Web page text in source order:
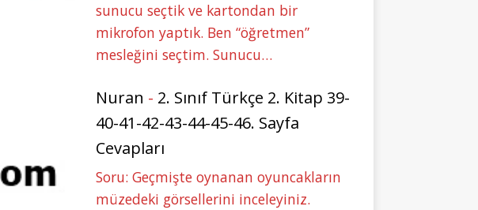
sunucu seçtik ve kartondan bir
mikrofon yaptık. Ben “öğretmen”
mesleğini seçtim. Sunucu…
Nuran - 2. Sınıf Türkçe 2. Kitap 39-
40-41-42-43-44-45-46. Sayfa
Cevapları
Soru: Geçmişte oynanan oyuncakların
müzedeki görsellerini inceleyiniz.